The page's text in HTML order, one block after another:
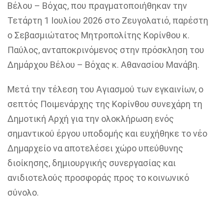
Βέλου – Βόχας, που πραγματοποιήθηκαν την
Τετάρτη 1 Ιουλίου 2026 στο Ζευγολατιό, παρέστη
ο Σεβασμιώτατος Μητροπολίτης Κορίνθου κ.
Παύλος, ανταποκρινόμενος στην πρόσκληση του
Δημάρχου Βέλου – Βόχας κ. Αθανασίου Μανάβη.
Μετά την τέλεση του Αγιασμού των εγκαινίων, ο
σεπτός Ποιμενάρχης της Κορίνθου συνεχάρη τη
Δημοτική Αρχή για την ολοκλήρωση ενός
σημαντικού έργου υποδομής και ευχήθηκε το νέο
Δημαρχείο να αποτελέσει χώρο υπεύθυνης
διοίκησης, δημιουργικής συνεργασίας και
ανιδιοτελούς προσφοράς προς το κοινωνικό
σύνολο.